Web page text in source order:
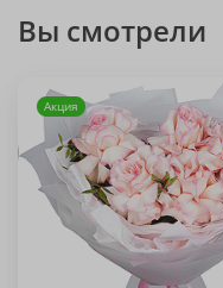
Вы смотрели
Акция